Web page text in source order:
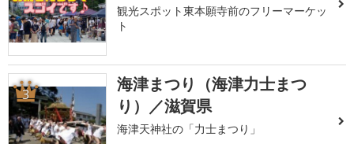
観光スポット東本願寺前のフリーマーケッ
ト
3
海津まつり（海津力士まつ
り）／滋賀県
海津天神社の「力士まつり」